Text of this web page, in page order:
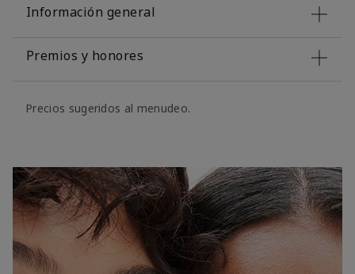
Información general
Premios y honores
Precios sugeridos al menudeo.